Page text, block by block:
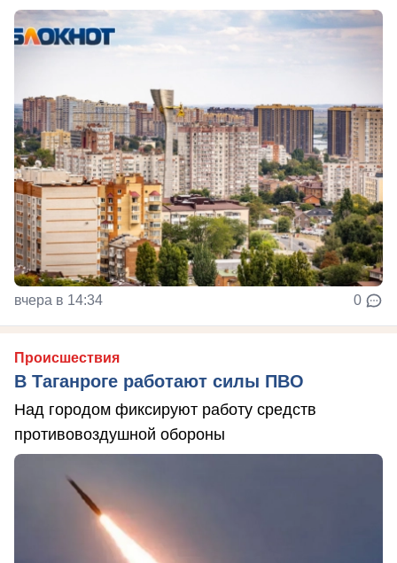
вчера в 14:34 0
Происшествия
В Таганроге работают силы ПВО
Над городом фиксируют работу средств
противовоздушной обороны